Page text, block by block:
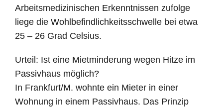
Arbeitsmedizinischen Erkenntnissen zufolge
liege die Wohlbefindlichkeitsschwelle bei etwa
25 – 26 Grad Celsius.
Urteil: Ist eine Mietminderung wegen Hitze im
Passivhaus möglich?
In Frankfurt/M. wohnte ein Mieter in einer
Wohnung in einem Passivhaus. Das Prinzip